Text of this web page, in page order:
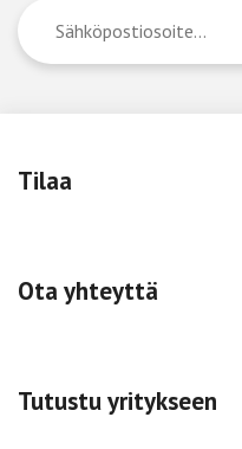
Tilaa
Ota yhteyttä
Tutustu yritykseen